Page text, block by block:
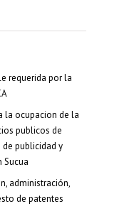
requerida por la
la ocupacion de la
publicos de
publicidad y
Sucua
administración,
de patentes